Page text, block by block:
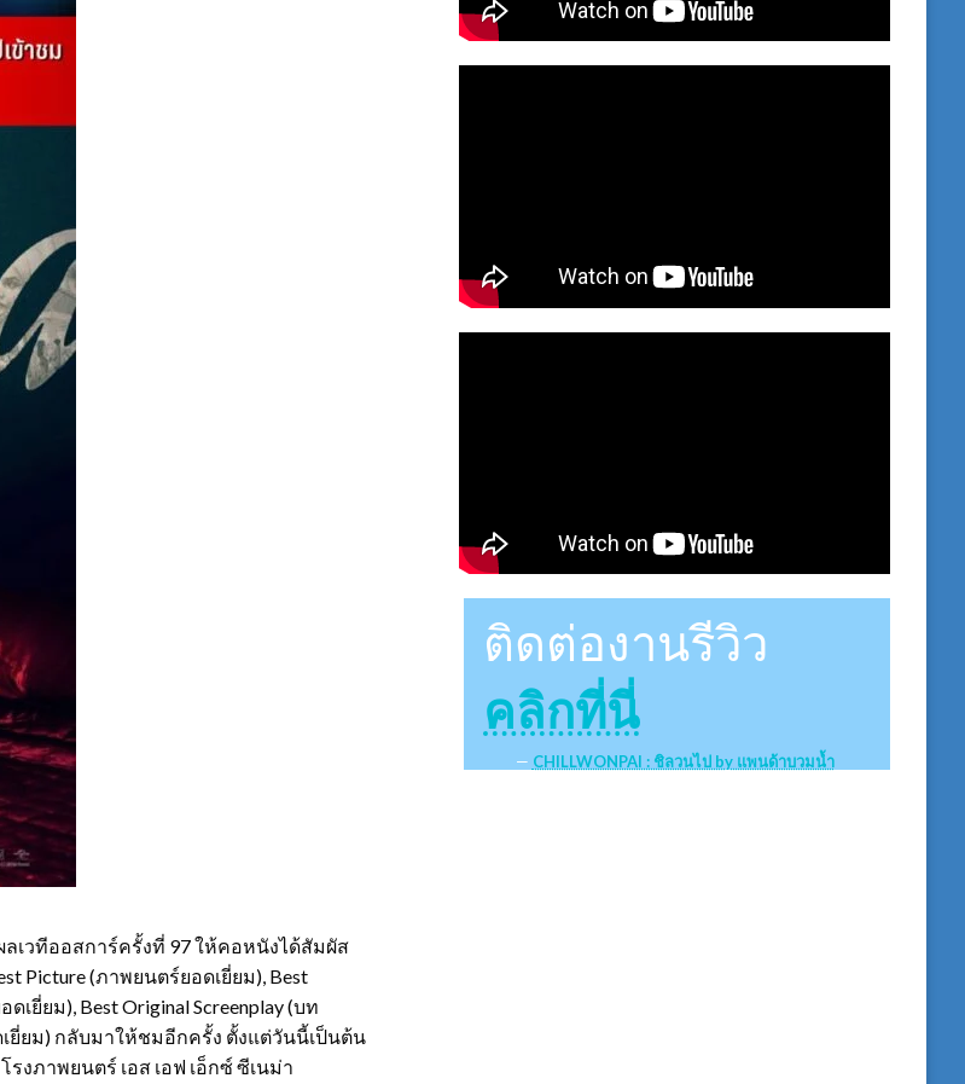
ลเวทีออสการ์ครั้งที่ 97 ให้คอหนังได้สัมผัส
Picture (ภาพยนตร์ยอดเยี่ยม), Best
ยี่ยม), Best Original Screenplay (บท
ยี่ยม) กลับมาให้ชมอีกครั้ง ตั้งแต่วันนี้เป็นต้น
งภาพยนตร์ เอส เอฟ เอ็กซ์ ซีเนม่า
ติดต่องานรีวิว
คลิกที่นี่
CHILLWONPAI : ชิลวนไป by แพนด้าบวมน้ำ